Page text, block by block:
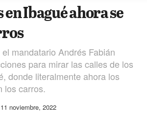
en Ibagué ahora se
mandatario Andrés Fabián
para mirar las calles de los
donde literalmente ahora los
los carros.
11 noviembre, 2022